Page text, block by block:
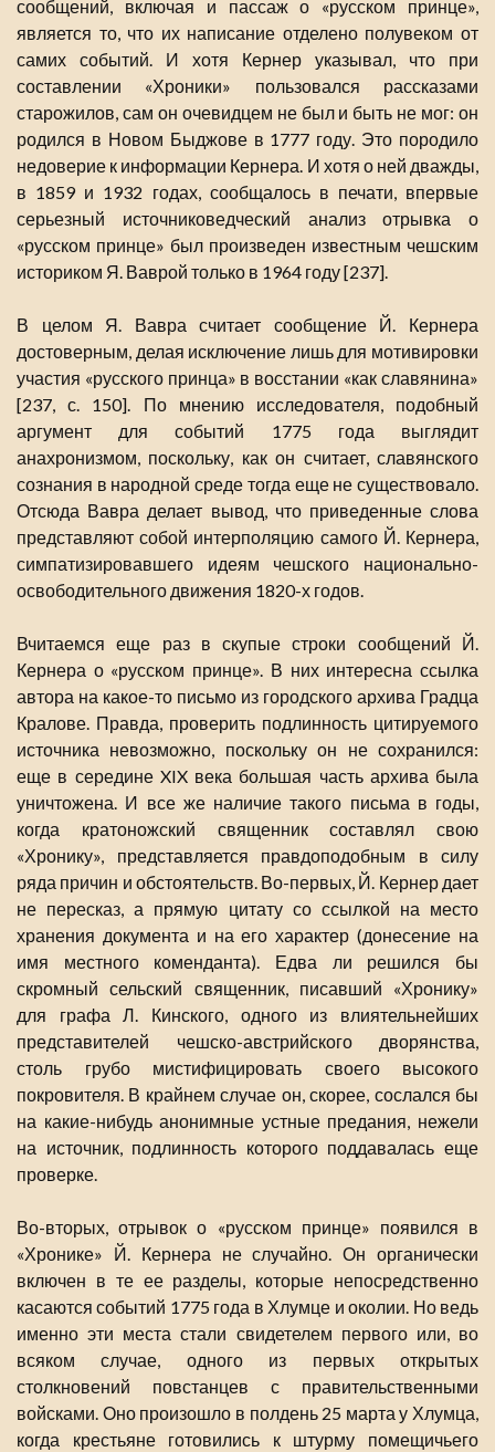
сообщений, включая и пассаж о «русском принце»,
является то, что их написание отделено полувеком от
самих событий. И хотя Кернер указывал, что при
составлении «Хроники» пользовался рассказами
старожилов, сам он очевидцем не был и быть не мог: он
родился в Новом Быджове в 1777 году. Это породило
недоверие к информации Кернера. И хотя о ней дважды,
в 1859 и 1932 годах, сообщалось в печати, впервые
серьезный источниковедческий анализ отрывка о
«русском принце» был произведен известным чешским
историком Я. Ваврой только в 1964 году [237].
В целом Я. Вавра считает сообщение Й. Кернера
достоверным, делая исключение лишь для мотивировки
участия «русского принца» в восстании «как славянина»
[237, с. 150]. По мнению исследователя, подобный
аргумент для событий 1775 года выглядит
анахронизмом, поскольку, как он считает, славянского
сознания в народной среде тогда еще не существовало.
Отсюда Вавра делает вывод, что приведенные слова
представляют собой интерполяцию самого Й. Кернера,
симпатизировавшего идеям чешского национально-
освободительного движения 1820-х годов.
Вчитаемся еще раз в скупые строки сообщений Й.
Кернера о «русском принце». В них интересна ссылка
автора на какое-то письмо из городского архива Градца
Кралове. Правда, проверить подлинность цитируемого
источника невозможно, поскольку он не сохранился:
еще в середине XIX века большая часть архива была
уничтожена. И все же наличие такого письма в годы,
когда кратоножский священник составлял свою
«Хронику», представляется правдоподобным в силу
ряда причин и обстоятельств. Во-первых, Й. Кернер дает
не пересказ, а прямую цитату со ссылкой на место
хранения документа и на его характер (донесение на
имя местного коменданта). Едва ли решился бы
скромный сельский священник, писавший «Хронику»
для графа Л. Кинского, одного из влиятельнейших
представителей чешско-австрийского дворянства,
столь грубо мистифицировать своего высокого
покровителя. В крайнем случае он, скорее, сослался бы
на какие-нибудь анонимные устные предания, нежели
на источник, подлинность которого поддавалась еще
проверке.
Во-вторых, отрывок о «русском принце» появился в
«Хронике» Й. Кернера не случайно. Он органически
включен в те ее разделы, которые непосредственно
касаются событий 1775 года в Хлумце и околии. Но ведь
именно эти места стали свидетелем первого или, во
всяком случае, одного из первых открытых
столкновений повстанцев с правительственными
войсками. Оно произошло в полдень 25 марта у Хлумца,
когда крестьяне готовились к штурму помещичьего